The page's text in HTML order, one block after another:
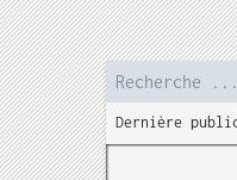
Dernière